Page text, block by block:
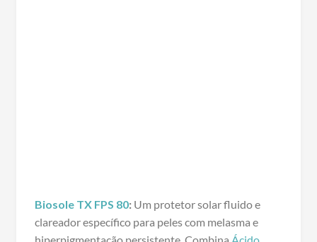
Biosole TX FPS 80:Um protetor solar fluido e
clareador específico para peles com melasma e
hiperpigmentação persistente. Combina Ácido